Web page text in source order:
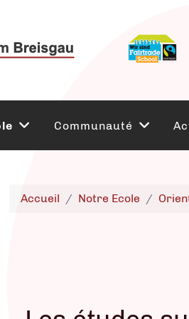
Communauté
Accueil Notre Ecole